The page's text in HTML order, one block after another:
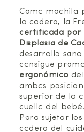
Como mochila
la cadera, la
certificada por
Displasia de
desarrollo
consigue
ergonómico
ambas
superior de la
cuello del bebé.
Para sujetar
cadera del